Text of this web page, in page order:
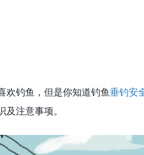
欢钓鱼，但是你知道钓鱼垂钓安
注意事项。